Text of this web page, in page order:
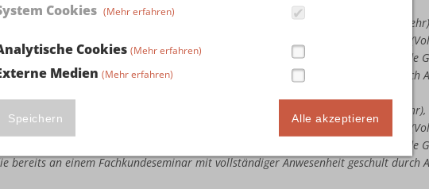
Cookies (Mehr erfahren)
Cookies (Mehr erfahren)
Medien (Mehr erfahren)
Speichern Alle akzeptieren
Seminarteilnahme in Höhe von 243,75 € (Vollzeit Fachkunde
Kombi-Fachkunde Güterkraftverkehr & Taxi-/Mietwagenverkehr), 351,25 €
& Taxi-/Mietwagenverkehr) sowie 386,25 € (Vollzeit Kombi-
bereits an einem Fachkundeseminar mit vollständiger Anwesenheit geschult durch
Fachkundeprüfung bei der IHK vorweisen.
Seminarteilnahme in Höhe von 487,50 € (Vollzeit Fachkunde
Kombi-Fachkunde Güterkraftverkehr & Taxi-/Mietwagenverkehr), 702,50 €
& Taxi-/Mietwagenverkehr) sowie 772,50 € (Vollzeit Kombi-
bereits an einem Fachkundeseminar mit vollständiger Anwesenheit geschult durch